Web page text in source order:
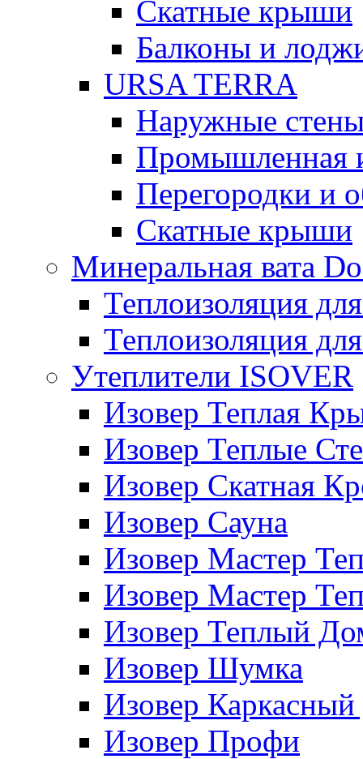
Скатные крыши
Балконы и
URSA TERRA
Наружные
Промышленная
Перегородки и
Скатные крыши
Минеральная вата
Теплоизоляция
Теплоизоляция
Утеплители ISOVER
Изовер Теплая
Изовер Теплые
Изовер Скатная
Изовер Сауна
Изовер Мастер
Изовер Мастер
Изовер Теплый
Изовер Шумка
Изовер
Изовер Профи